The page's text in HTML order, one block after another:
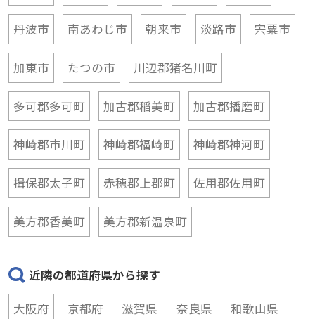
丹波市 南あわじ市 朝来市 淡路市 宍粟市
加東市 たつの市 川辺郡猪名川町
多可郡多可町 加古郡稲美町 加古郡播磨町
神崎郡市川町 神崎郡福崎町 神崎郡神河町
揖保郡太子町 赤穂郡上郡町 佐用郡佐用町
美方郡香美町 美方郡新温泉町
近隣の都道府県から探す
大阪府
京都府 滋賀県 奈良県 和歌山県